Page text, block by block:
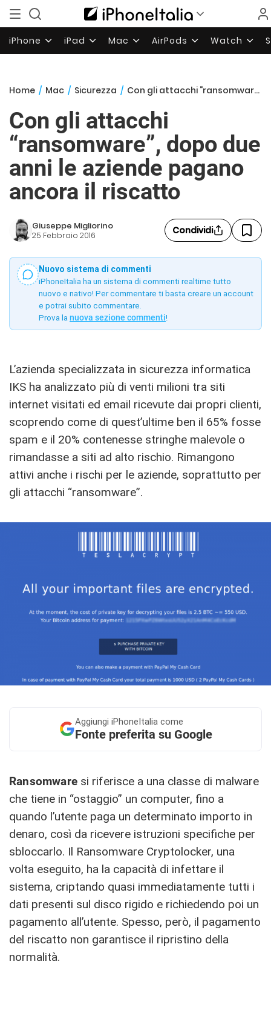
iPhone iPad Mac AirPods Watch
Home / Mac / Sicurezza / Con gli attacchi “ransomware”, dopo due anni le aziende pagano ancora il riscatto
Con gli attacchi
“ransomware”, dopo due
anni le aziende pagano
ancora il riscatto
Giuseppe Migliorino
25 Febbraio 2016 Condividi
Nuovo sistema di commenti
iPhoneItalia ha un sistema di commenti realtime tutto
nuovo e nativo! Per commentare ti basta creare un account
e potrai subito commentare.
Prova la nuova sezione commenti!
L’azienda specializzata in sicurezza informatica
IKS ha analizzato più di venti milioni tra siti
internet visitati ed email ricevute dai propri clienti,
scoprendo come di quest’ultime ben il 65% fosse
spam e il 20% contenesse stringhe malevole o
rimandasse a siti ad alto rischio. Rimangono
attivi anche i rischi per le aziende, soprattutto per
gli attacchi “ransomware”.
Aggiungi iPhoneItalia come
Fonte preferita su Google
Ransomware si riferisce a una classe di malware
che tiene in “ostaggio” un computer, fino a
quando l’utente paga un determinato importo in
denaro, così da ricevere istruzioni specifiche per
sbloccarlo. Il Ransomware Cryptolocker, una
volta eseguito, ha la capacità di infettare il
sistema, criptando quasi immediatamente tutti i
dati presenti sul disco rigido e richiedendo poi un
pagamento all’utente. Spesso, però, il pagamento
del riscatto non garantisce il ripristino della
normalità.